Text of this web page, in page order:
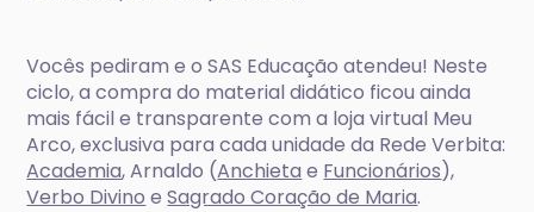
Vocês pediram e o SAS Educação atendeu! Neste
ciclo, a compra do material didático ficou ainda
mais fácil e transparente com a loja virtual Meu
Arco, exclusiva para cada unidade da Rede Verbita:
Academia, Arnaldo (Anchieta e Funcionários),
Verbo Divino eSagrado Coração de Maria.